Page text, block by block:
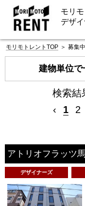
モリ
デザ
モリモトレントTOP ＞ 募集
建物単位で
検索結
‹
1 2
アトリオフラッツ
デザイナーズ